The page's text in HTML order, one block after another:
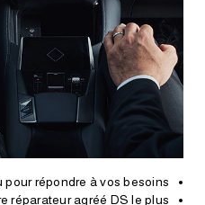
répondre à vos besoins.
réparateur agréé DS le plus